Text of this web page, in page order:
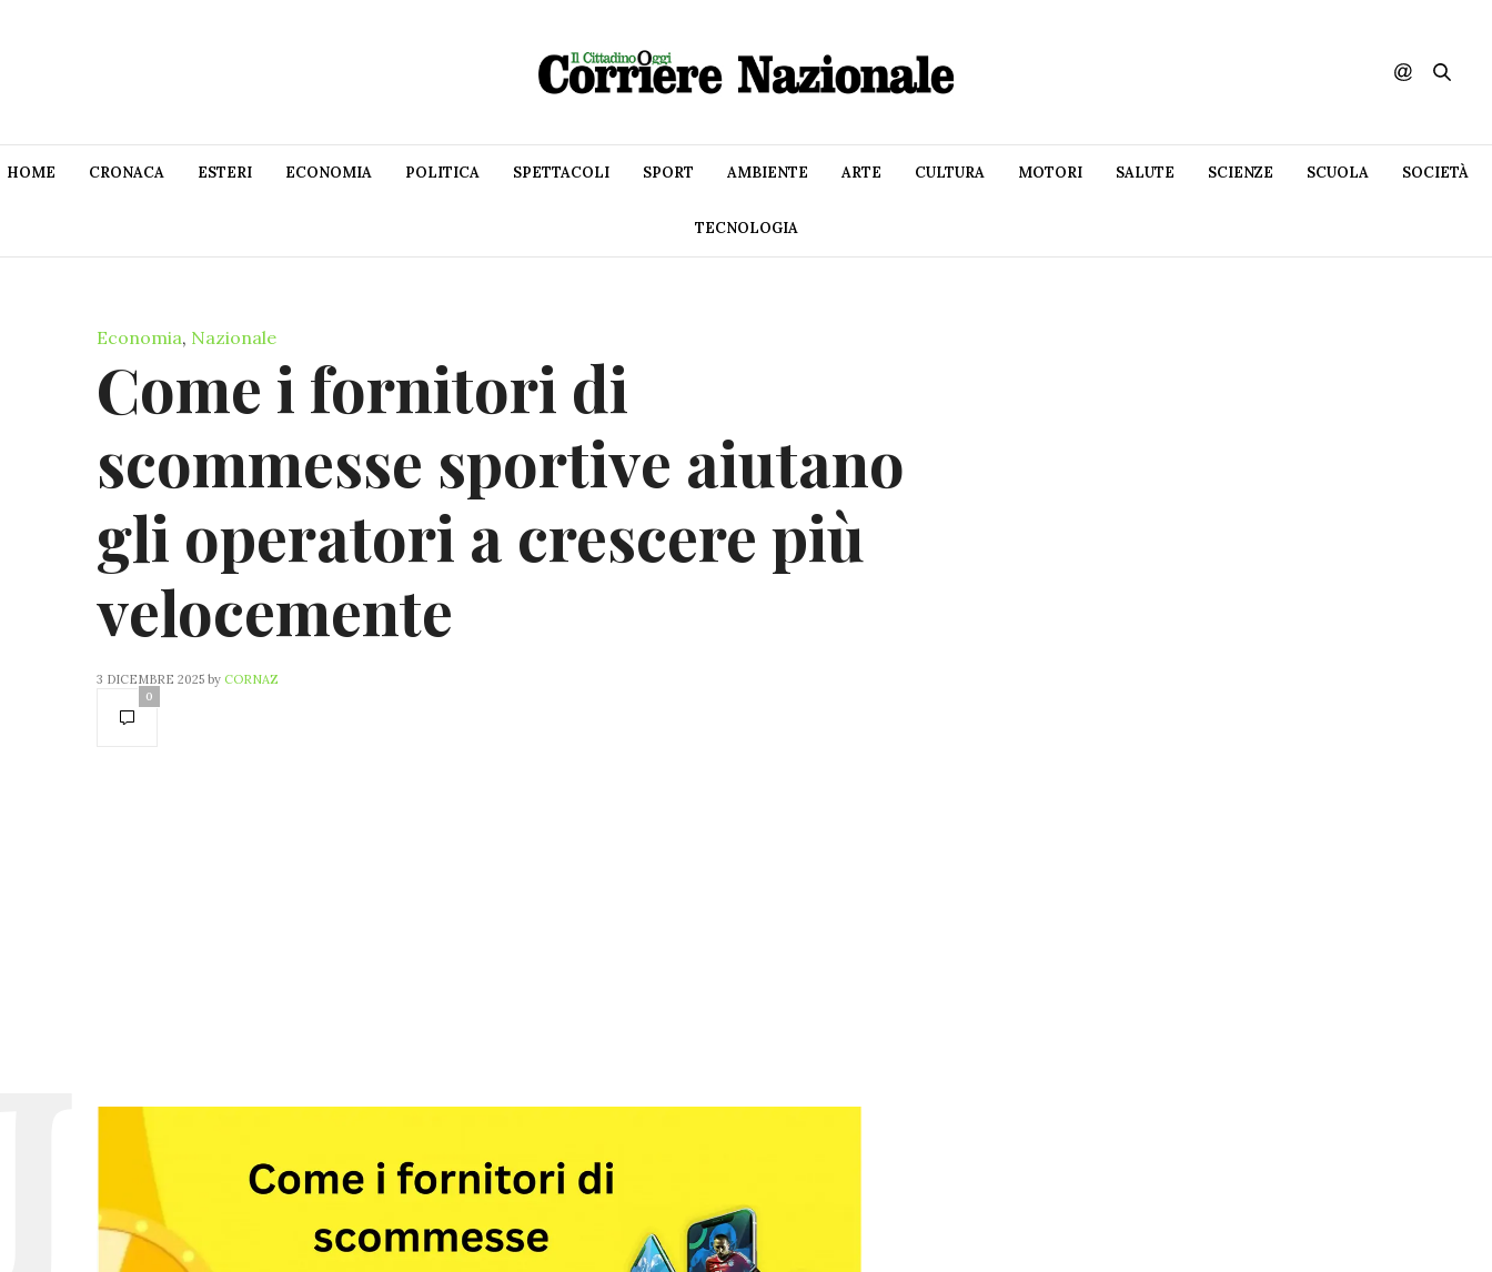
HOME CRONACA ESTERI ECONOMIA POLITICA SPETTACOLI SPORT AMBIENTE ARTE CULTURA MOTORI SALUTE SCIENZE SCUOLA SOCIETÀ
TECNOLOGIA
Economia, Nazionale
Come i fornitori di
scommesse sportive aiutano
gli operatori a crescere più
velocemente
3 DICEMBRE 2025 by CORNAZ
0